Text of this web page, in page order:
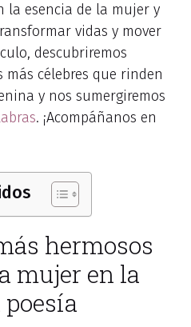
la esencia de la mujer y
vidas y mover
descubriremos
más célebres que rinden
y nos sumergiremos
. ¡Acompáñanos en
hermosos
mujer en la